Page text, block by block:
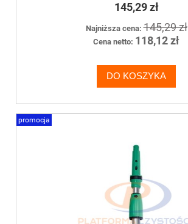
145,29 zł
Najniższa cena:145,29 zł
Cena netto: 118,12 zł
DO KOSZYKA
promocja